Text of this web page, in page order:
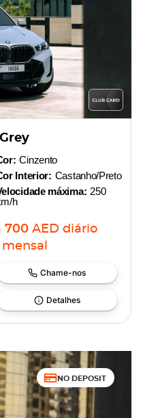
Cinzento
Interior: Castanho/Preto
máxima: 250
h
700 AED diário
mensal
Chame-nos
Detalhes
NO DEPOSIT